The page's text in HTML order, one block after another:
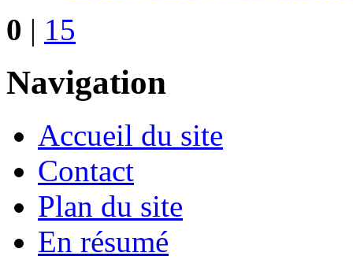
0 | 15
Navigation
Accueil du site
Contact
Plan du site
En résumé